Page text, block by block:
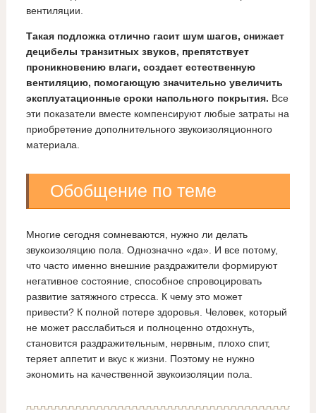
вентиляции.
Такая подложка отлично гасит шум шагов, снижает
децибелы транзитных звуков, препятствует
проникновению влаги, создает естественную
вентиляцию, помогающую значительно увеличить
эксплуатационные сроки напольного покрытия. Все
эти показатели вместе компенсируют любые затраты на
приобретение дополнительного звукоизоляционного
материала.
Обобщение по теме
Многие сегодня сомневаются, нужно ли делать
звукоизоляцию пола. Однозначно «да». И все потому,
что часто именно внешние раздражители формируют
негативное состояние, способное спровоцировать
развитие затяжного стресса. К чему это может
привести? К полной потере здоровья. Человек, который
не может расслабиться и полноценно отдохнуть,
становится раздражительным, нервным, плохо спит,
теряет аппетит и вкус к жизни. Поэтому не нужно
экономить на качественной звукоизоляции пола.